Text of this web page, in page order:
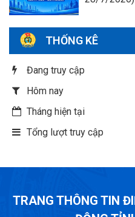
THỐNG KÊ
Đang truy cập
Hôm nay
Tháng hiện tại
Tổng lượt truy cập
TRANG THÔNG TIN